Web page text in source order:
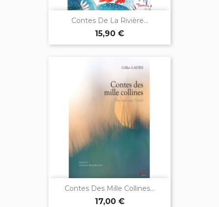
Contes De La Rivière...
15,90 €
Contes Des Mille Collines...
17,00 €